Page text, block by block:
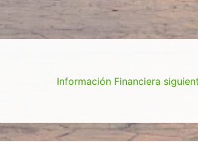
Información Financiera